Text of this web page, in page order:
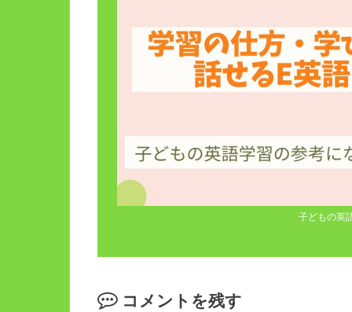
子どもの英
コメントを残す